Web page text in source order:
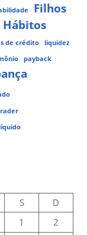
Filhos
Hábitos
de crédito
liquidez
payback
S
D
1
2